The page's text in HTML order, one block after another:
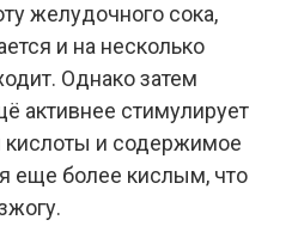
желудочного сока,
и на несколько
Однако затем
активнее стимулирует
кислоты и содержимое
еще более кислым, что